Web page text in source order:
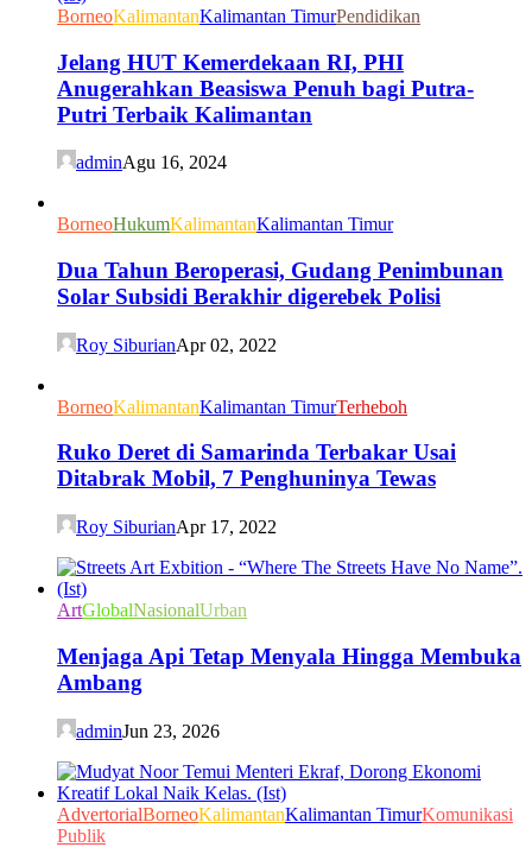
BorneoKalimantanKalimantan TimurPendidikan
Jelang HUT Kemerdekaan RI, PHI
Anugerahkan Beasiswa Penuh bagi Putra-
Putri Terbaik Kalimantan
adminAgu 16, 2024
BorneoHukumKalimantanKalimantan Timur
Dua Tahun Beroperasi, Gudang Penimbunan
Solar Subsidi Berakhir digerebek Polisi
Roy SiburianApr 02, 2022
BorneoKalimantanKalimantan TimurTerheboh
Ruko Deret di Samarinda Terbakar Usai
Ditabrak Mobil, 7 Penghuninya Tewas
Roy SiburianApr 17, 2022
ArtGlobalNasionalUrban
Menjaga Api Tetap Menyala Hingga Membuka
Ambang
adminJun 23, 2026
AdvertorialBorneoKalimantanKalimantan TimurKomunikasi
Publik